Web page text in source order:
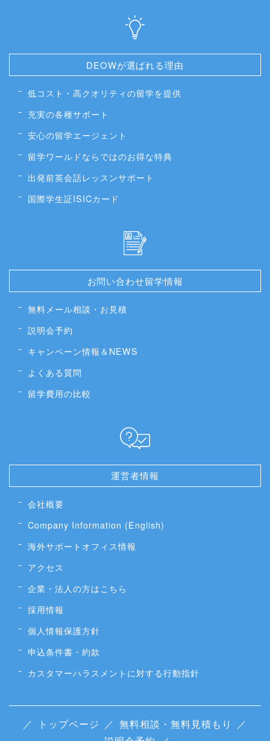
DEOWが選ばれる理由
低コスト・高クオリティの留学を提供
充実の各種サポート
安心の留学エージェント
留学ワールドならではのお得な特典
出発前英会話レッスンサポート
国際学生証ISICカード
お問い合わせ留学情報
無料メール相談・お見積
説明会予約
キャンペーン情報＆NEWS
よくある質問
留学費用の比較
運営者情報
会社概要
Company Information (English)
海外サポートオフィス情報
アクセス
企業・法人の方はこちら
採用情報
個人情報保護方針
申込条件書・約款
カスタマーハラスメントに対する行動指針
／ トップページ ／ 無料相談・無料見積もり
／